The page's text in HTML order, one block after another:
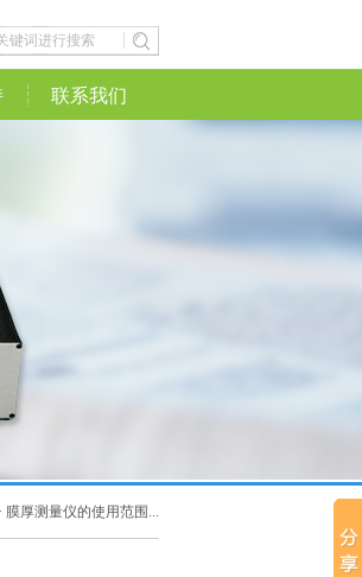
联系我们
膜厚测量仪的使用范围...